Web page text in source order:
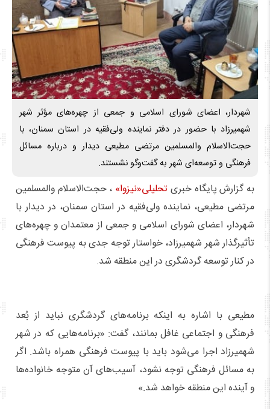
شهردار، اعضای شورای اسلامی و جمعی از چهره‌های مؤثر شهر
شهمیرزاد با حضور در دفتر نماینده ولی‌فقیه در استان سمنان، با
حجت‌الاسلام والمسلمین مرتضی مطیعی دیدار و درباره مسائل
فرهنگی و توسعه‌ای شهر به گفت‌وگو نشستند.
به گزارش پایگاه خبریتحلیلی«نیزوا» ، حجت‌الاسلام والمسلمین
مرتضی مطیعی، نماینده ولی‌فقیه در استان سمنان، در دیدار با
شهردار، اعضای شورای اسلامی و جمعی از معتمدان و چهره‌های
تأثیرگذار شهر شهمیرزاد، خواستار توجه جدی به پیوست فرهنگی
در کنار توسعه گردشگری در این منطقه شد.
مطیعی با اشاره به اینکه برنامه‌های گردشگری نباید از بُعد
فرهنگی و اجتماعی غافل بمانند، گفت: «برنامه‌هایی که در شهر
شهمیرزاد اجرا می‌شود باید با پیوست فرهنگی همراه باشد. اگر
به مسائل فرهنگی توجه نشود، آسیب‌های آن متوجه خانواده‌ها
و آینده این منطقه خواهد شد.»